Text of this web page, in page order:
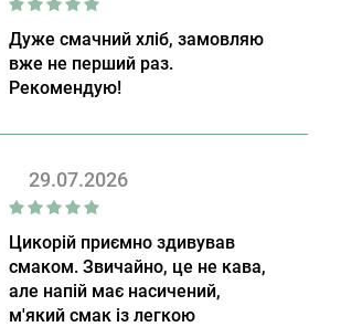
Дуже смачний хліб, замовляю
вже не перший раз.
Рекомендую!
29.07.2026
Цикорій приємно здивував
смаком. Звичайно, це не кава,
але напій має насичений,
м'який смак із легкою